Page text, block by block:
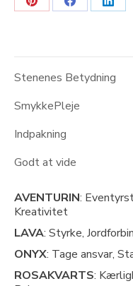
Share
Share
Share
Stenenes Betydning
SmykkePleje
Indpakning
Godt at vide
AVENTURIN:
Kreativitet
LAVA: Styrke,
ONYX: Tage ansvar,
ROSAKVARTS: